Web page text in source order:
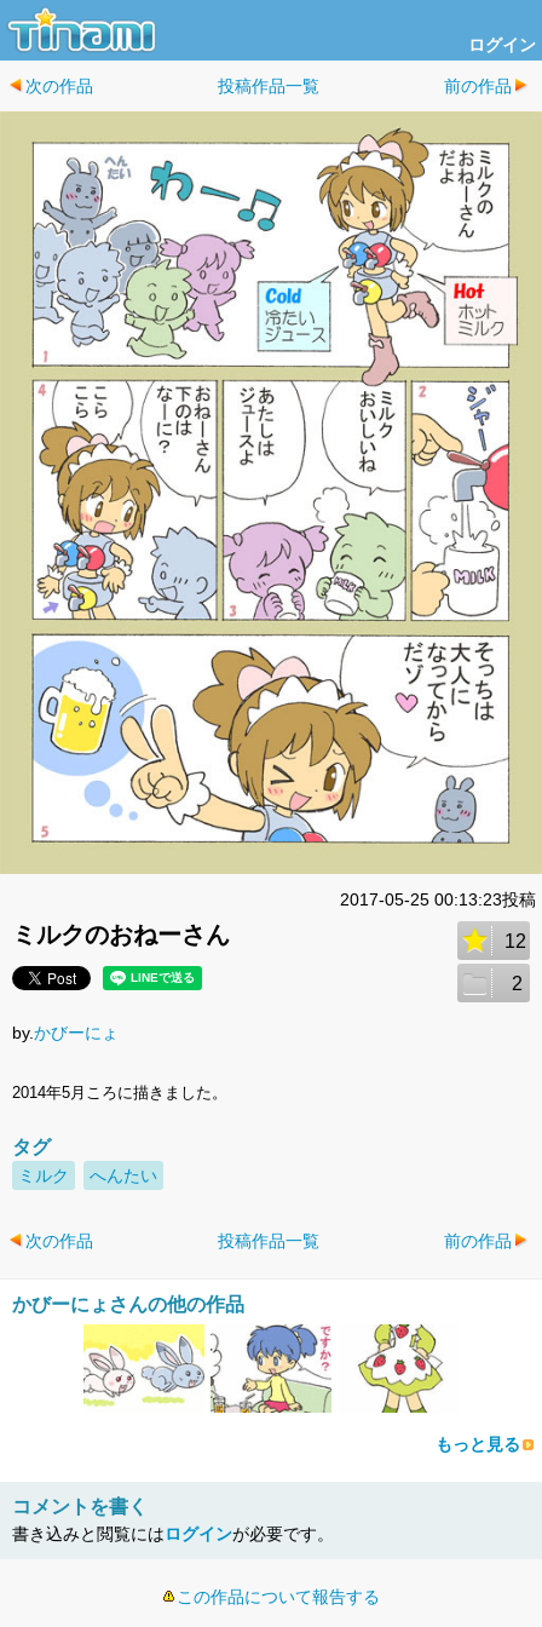
ログイン
次の作品 投稿作品一覧 前の作品
2017-05-25 00:13:23投稿
ミルクのおねーさん 12
2
by.かびーにょ
2014年5月ころに描きました。
タグ
ミルク へんたい
次の作品 投稿作品一覧 前の作品
かびーにょさんの他の作品
もっと見る
コメントを書く
書き込みと閲覧にはログインが必要です。
この作品について報告する